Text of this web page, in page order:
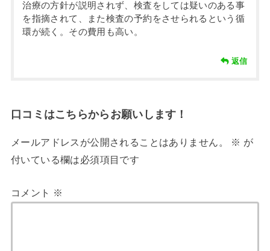
治療の方針が説明されず、検査をしては疑いのある事
を指摘されて、また検査の予約をさせられるという循
環が続く。その費用も高い。
返信
口コミはこちらからお願いします！
メールアドレスが公開されることはありません。 ※ が
付いている欄は必須項目です
コメント ※